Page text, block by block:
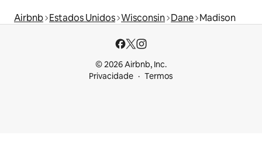
Airbnb Estados Unidos Wisconsin Dane Madison
© 2026 Airbnb, Inc.
Privacidade
Termos